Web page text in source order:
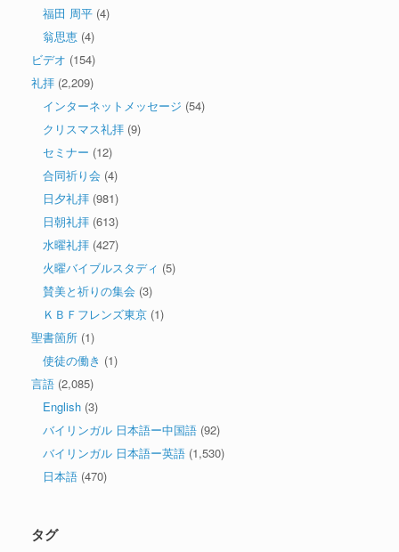
福田 周平 (4)
翁思恵 (4)
ビデオ (154)
礼拝 (2,209)
インターネットメッセージ (54)
クリスマス礼拝 (9)
セミナー (12)
合同祈り会 (4)
日夕礼拝 (981)
日朝礼拝 (613)
水曜礼拝 (427)
火曜バイブルスタディ (5)
賛美と祈りの集会 (3)
ＫＢＦフレンズ東京 (1)
聖書箇所 (1)
使徒の働き (1)
言語 (2,085)
English (3)
バイリンガル 日本語ー中国語 (92)
バイリンガル 日本語ー英語 (1,530)
日本語 (470)
タグ